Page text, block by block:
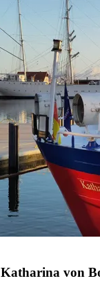
Katharina von